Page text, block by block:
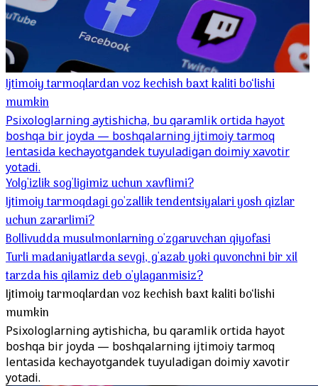
Ijtimoiy tarmoqlardan voz kechish baxt kaliti bo‘lishi
mumkin
Psixologlarning aytishicha, bu qaramlik ortida hayot
boshqa bir joyda — boshqalarning ijtimoiy tarmoq
lentasida kechayotgandek tuyuladigan doimiy xavotir
yotadi.
Yolg'izlik sog'ligimiz uchun xavflimi?
Ijtimoiy tarmoqdagi go'zallik tendentsiyalari yosh qizlar
uchun zararlimi?
Bollivudda musulmonlarning o'zgaruvchan qiyofasi
Turli madaniyatlarda sevgi, g'azab yoki quvonchni bir xil
tarzda his qilamiz deb o'ylaganmisiz?
Ijtimoiy tarmoqlardan voz kechish baxt kaliti bo‘lishi
mumkin
Psixologlarning aytishicha, bu qaramlik ortida hayot
boshqa bir joyda — boshqalarning ijtimoiy tarmoq
lentasida kechayotgandek tuyuladigan doimiy xavotir
yotadi.